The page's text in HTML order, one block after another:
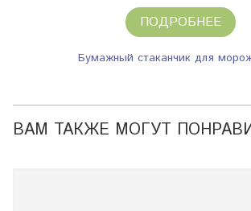
ПОДРОБНЕЕ
Бумажный стаканчик для
ВАМ ТАКЖЕ МОГУТ